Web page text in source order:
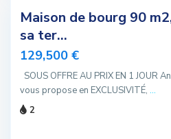
Maison de bourg 90
sa ter...
129,500 €
SOUS OFFRE AU PRIX EN 1 JOUR
vous propose en EXCLUSIVITÉ, ...
2